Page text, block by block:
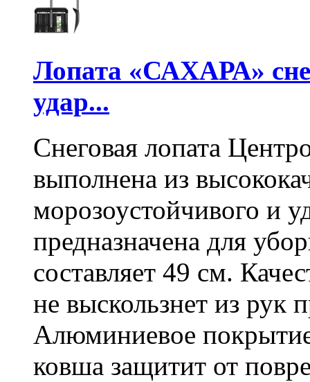
Лопата «САХАРА»
удар...
Снеговая лопата
выполнена из
морозоустойчивого и
предназначена для
составляет 49 см.
не выскользнет из рук
Алюминиевое
ковша защитит от